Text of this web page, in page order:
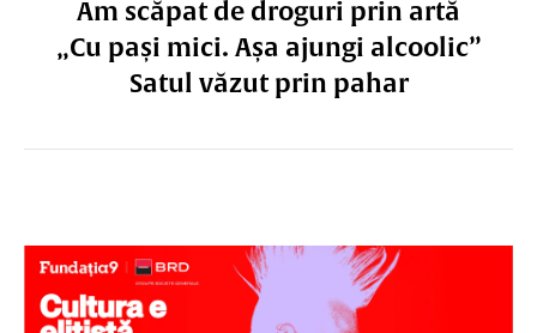
Am scăpat de droguri prin artă
„Cu pași mici. Așa ajungi alcoolic”
Satul văzut prin pahar